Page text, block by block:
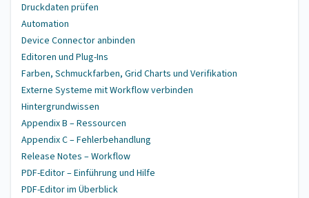
Druckdaten prüfen
Automation
Device Connector anbinden
Editoren und Plug-Ins
Farben, Schmuckfarben, Grid Charts und Verifikation
Externe Systeme mit Workflow verbinden
Hintergrundwissen
Appendix B – Ressourcen
Appendix C – Fehlerbehandlung
Release Notes – Workflow
PDF-Editor – Einführung und Hilfe
PDF-Editor im Überblick